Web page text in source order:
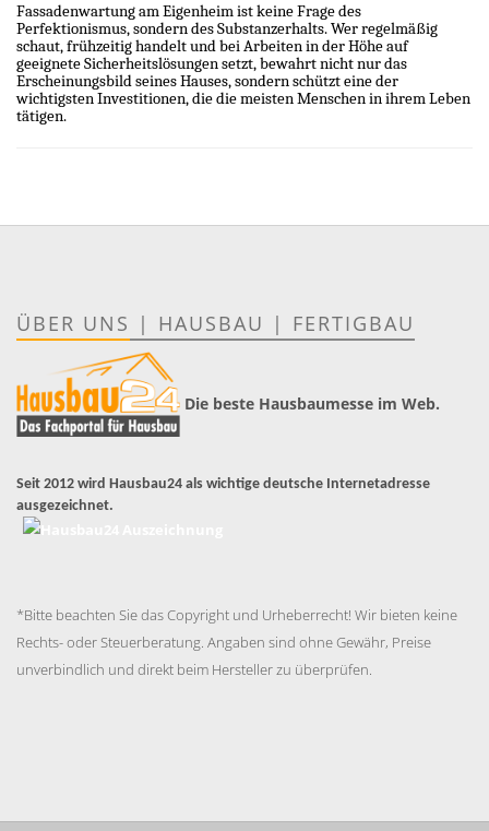
Fassadenwartung am Eigenheim ist keine Frage des
Perfektionismus, sondern des Substanzerhalts. Wer regelmäßig
schaut, frühzeitig handelt und bei Arbeiten in der Höhe auf
geeignete Sicherheitslösungen setzt, bewahrt nicht nur das
Erscheinungsbild seines Hauses, sondern schützt eine der
wichtigsten Investitionen, die die meisten Menschen in ihrem Leben
tätigen.
ÜBER UNS | HAUSBAU | FERTIGBAU
Die beste Hausbaumesse im Web.
Seit 2012 wird Hausbau24 als wichtige deutsche Internetadresse
ausgezeichnet.
*Bitte beachten Sie das Copyright und Urheberrecht! Wir bieten keine
Rechts- oder Steuerberatung. Angaben sind ohne Gewähr, Preise
unverbindlich und direkt beim Hersteller zu überprüfen.